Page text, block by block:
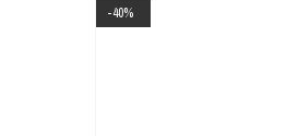
-40%